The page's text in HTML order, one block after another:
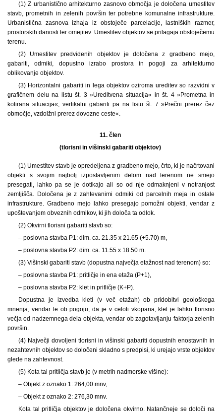
(1) Z urbanistično arhitekturno zasnovo območja je določena umestitev
stavb, prometnih in zelenih površin ter potrebne komunalne infrastrukture.
Urbanistična zasnova izhaja iz obstoječe parcelacije, lastniških razmer,
prostorskih danosti ter omejitev. Umestitev objektov se prilagaja obstoječemu
terenu.
(2) Umestitev predvidenih objektov je določena z gradbeno mejo,
gabariti, odmiki, dopustno izrabo prostora in pogoji za arhitekturno
oblikovanje objektov.
(3) Horizontalni gabariti in lega objektov oziroma ureditev so razvidni v
grafičnem delu na listu št. 3 »Ureditvena situacija« in št. 4 »Prometna in
kotirana situacija«, vertikalni gabariti pa na listu št. 7 »Prečni prerez čez
območje, vzdolžni prerez dovozne ceste«.
11. člen
(tlorisni in višinski gabariti objektov)
(1) Umestitev stavb je opredeljena z gradbeno mejo, črto, ki je načrtovani
objekti s svojim najbolj izpostavljenim delom nad terenom ne smejo
presegati, lahko pa se je dotikajo ali so od nje odmaknjeni v notranjost
zemljišča. Določena je z zahtevanimi odmiki od parcelnih meja in ostale
infrastrukture. Gradbeno mejo lahko presegajo pomožni objekti, vendar z
upoštevanjem obveznih odmikov, ki jih določa ta odlok.
(2) Okvirni tlorisni gabariti stavb so:
– poslovna stavba P1: dim. ca. 21.35 x 21.65 (+5.70) m,
– poslovna stavba P2: dim. ca. 11.55 x 18.50 m.
(3) Višinski gabariti stavb (dopustna največja etažnost nad terenom) so:
– poslovna stavba P1: pritličje in ena etaža (P+1),
– poslovna stavba P2: klet in pritličje (K+P).
Dopustna je izvedba kleti (v več etažah) ob pridobitvi geološkega
mnenja, vendar le ob pogoju, da je v celoti vkopana, klet je lahko tlorisno
večja od nadzemnega dela objekta, vendar ob zagotavljanju faktorja zelenih
površin.
(4) Največji dovoljeni tlorisni in višinski gabariti dopustnih enostavnih in
nezahtevnih objektov so določeni skladno s predpisi, ki urejajo vrste objektov
glede na zahtevnost.
(5) Kota tal pritličja stavb je (v metrih nadmorske višine):
– Objekt z oznako 1: 264,00 mnv,
– Objekt z oznako 2: 276,30 mnv.
Kota tal pritličja objektov je določena okvirno. Natančneje se določi na